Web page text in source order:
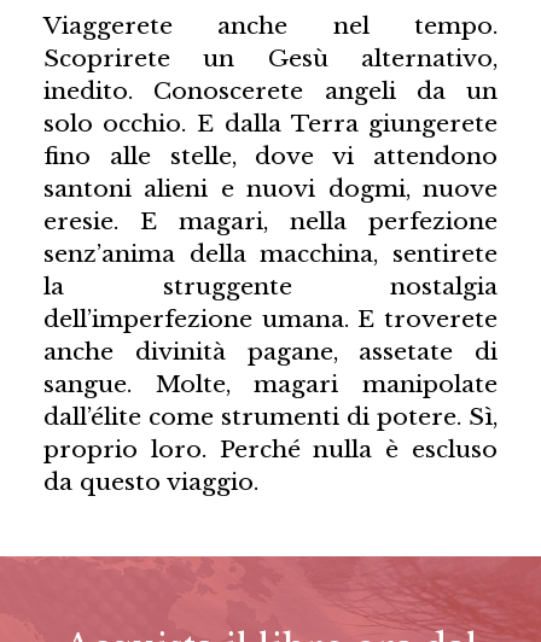
Viaggerete anche nel tempo.
Scoprirete un Gesù alternativo,
inedito. Conoscerete angeli da un
solo occhio. E dalla Terra giungerete
fino alle stelle, dove vi attendono
santoni alieni e nuovi dogmi, nuove
eresie. E magari, nella perfezione
senz’anima della macchina, sentirete
la struggente nostalgia
dell’imperfezione umana. E troverete
anche divinità pagane, assetate di
sangue. Molte, magari manipolate
dall’élite come strumenti di potere. Sì,
proprio loro. Perché nulla è escluso
da questo viaggio.